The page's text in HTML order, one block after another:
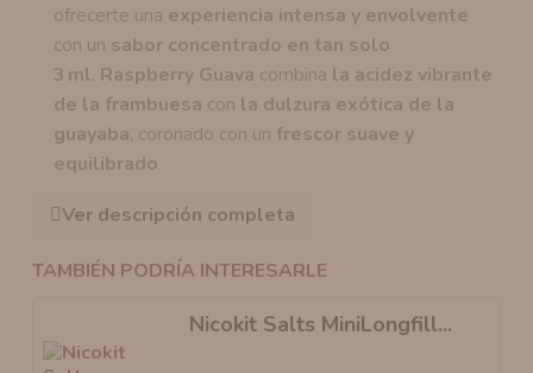
ofrecerte una experiencia intensa y envolvente
con un sabor concentrado en tan solo
3 ml. Raspberry Guava combina la acidez vibrante
de la frambuesa con la dulzura exótica de la
guayaba, coronado con un frescor suave y
equilibrado.
Ver descripción completa
TAMBIÉN PODRÍA INTERESARLE
Nicokit Salts MiniLongfill...